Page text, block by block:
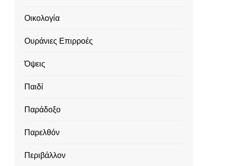
Οικολογία
Ουράνιες Επιρροές
Όψεις
Παιδί
Παράδοξο
Παρελθόν
Περιβάλλον